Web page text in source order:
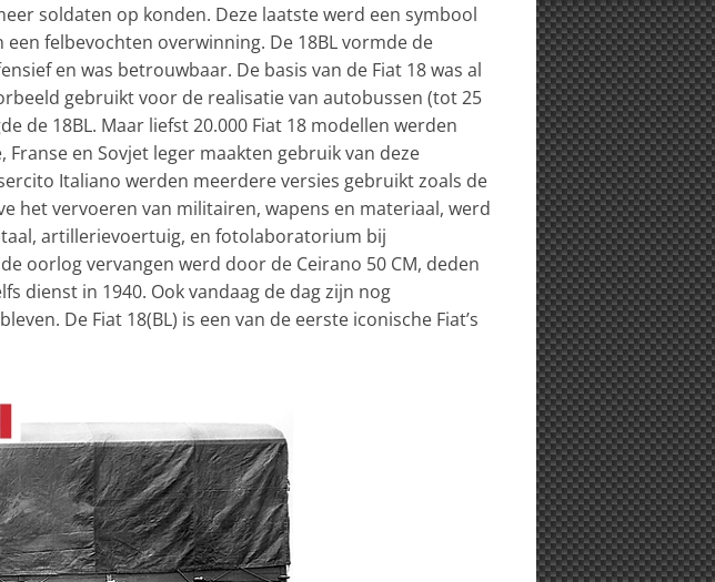
soldaten op konden. Deze laatste werd een symbool
felbevochten overwinning. De 18BL vormde de
en was betrouwbaar. De basis van de Fiat 18 was al
gebruikt voor de realisatie van autobussen (tot 25
de 18BL. Maar liefst 20.000 Fiat 18 modellen werden
en Sovjet leger maakten gebruik van deze
Italiano werden meerdere versies gebruikt zoals de
het vervoeren van militairen, wapens en materiaal, werd
artillerievoertuig, en fotolaboratorium bij
oorlog vervangen werd door de Ceirano 50 CM, deden
dienst in 1940. Ook vandaag de dag zijn nog
De Fiat 18(BL) is een van de eerste iconische Fiat’s